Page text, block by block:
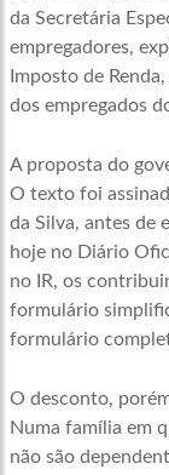
da Secretária
empregadores,
Imposto de
dos empregados
A proposta do
O texto foi
da Silva, antes de
hoje no Diário
no IR, os
formulário
formulário
O desconto,
Numa família em
não são